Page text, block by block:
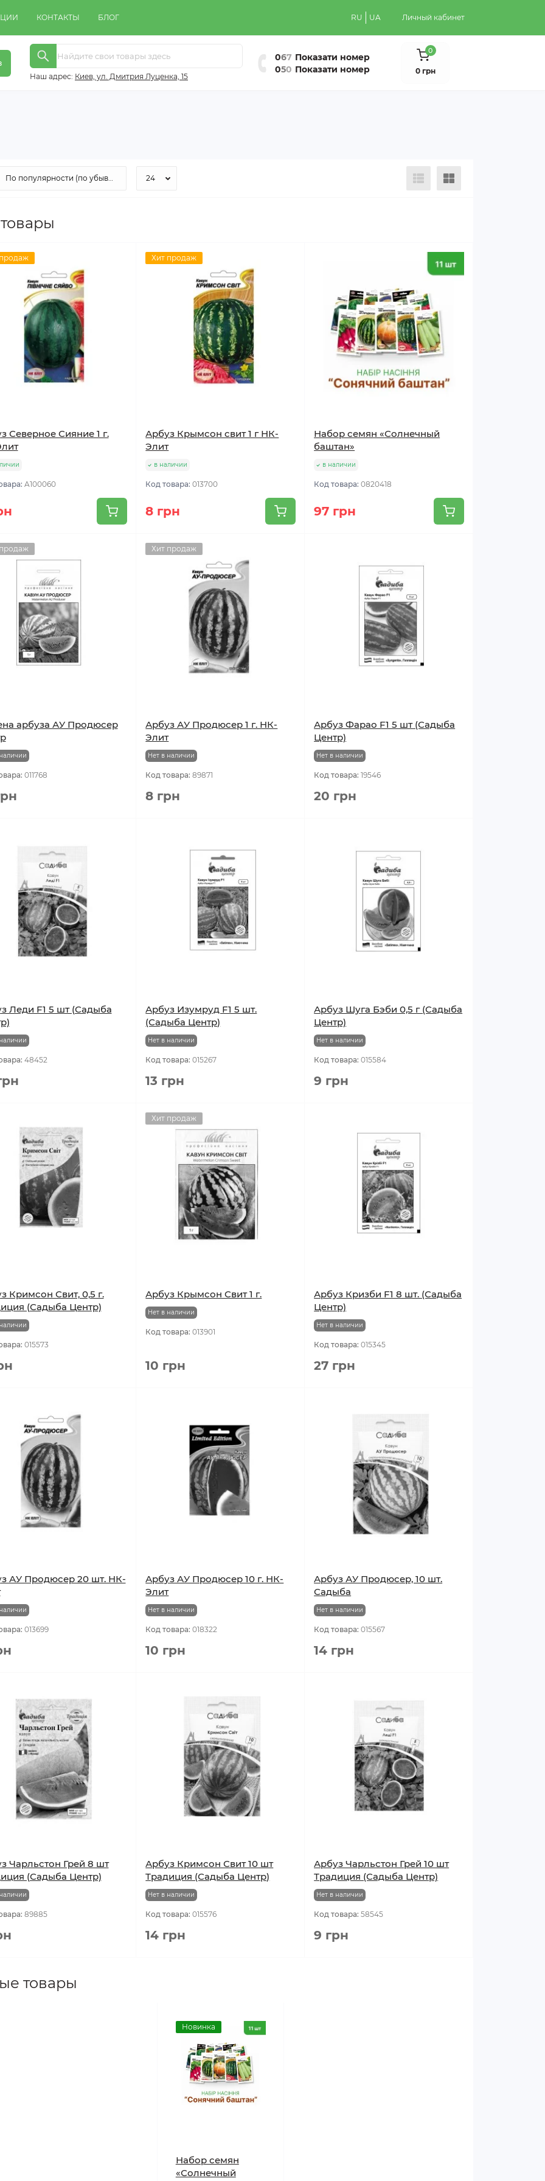
КОНТАКТЫ БЛОГ RU UA Личный кабинет
Наш адрес: Киeв, ул. Дмитрия Луценка, 15
067 Показати номер
050 Показати номер
0
0 грн
Северное Сияние 1 г.
A100060
Хит продаж
Арбуз Крымсон свит 1 г НК-
Элит
в наличии
Код товара:013700
8 грн
Набор семян «Солнечный
баштан»
в наличии
Код товара:0820418
97 грн
арбуза АУ Продюсер
011768
Хит продаж
Арбуз АУ Продюсер 1 г. НК-
Элит
Нет в наличии
Код товара:89871
8 грн
Арбуз Фарао F1 5 шт (Садыба
Центр)
Нет в наличии
Код товара:19546
20 грн
Леди F1 5 шт (Садыба
48452
Арбуз Изумруд F1 5 шт.
(Садыба Центр)
Нет в наличии
Код товара:015267
13 грн
Арбуз Шуга Бэби 0,5 г (Садыба
Центр)
Нет в наличии
Код товара:015584
9 грн
Кримсон Свит, 0,5 г.
(Садыба Центр)
015573
Хит продаж
Арбуз Крымсон Свит 1 г.
Нет в наличии
Код товара:013901
10 грн
Арбуз Кризби F1 8 шт. (Садыба
Центр)
Нет в наличии
Код товара:015345
27 грн
АУ Продюсер 20 шт. НК-
013699
Арбуз АУ Продюсер 10 г. НК-
Элит
Нет в наличии
Код товара:018322
10 грн
Арбуз АУ Продюсер, 10 шт.
Садыба
Нет в наличии
Код товара:015567
14 грн
Чарльстон Грей 8 шт
(Садыба Центр)
89885
Арбуз Кримсон Свит 10 шт
Традиция (Садыба Центр)
Нет в наличии
Код товара:015576
14 грн
Арбуз Чарльстон Грей 10 шт
Традиция (Садыба Центр)
Нет в наличии
Код товара:58545
9 грн
товары
Новинка
Набор семян
«Солнечный